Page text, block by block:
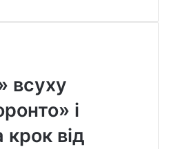
всуху
і
крок від